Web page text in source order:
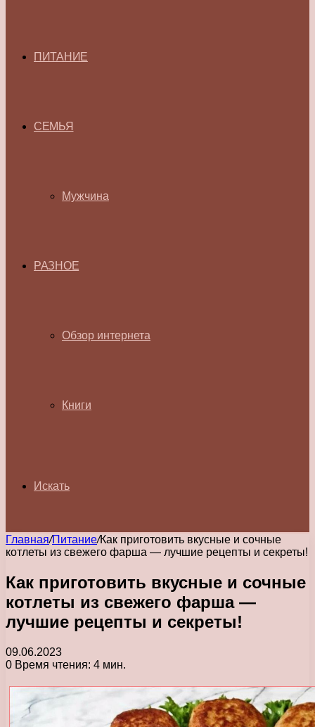
ПИТАНИЕ
СЕМЬЯ
Мужчина
РАЗНОЕ
Обзор интернета
Книги
Искать
Главная/Питание/Как приготовить вкусные и сочные
котлеты из свежего фарша — лучшие рецепты и секреты!
Как приготовить вкусные и сочные
котлеты из свежего фарша —
лучшие рецепты и секреты!
09.06.2023
0 Время чтения: 4 мин.